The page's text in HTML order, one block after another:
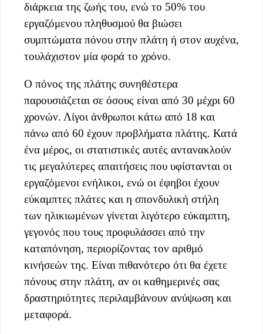
διάρκεια της ζωής του, ενώ το 50% του
εργαζόμενου πληθυσμού θα βιώσει
συμπτώματα πόνου στην πλάτη ή στον αυχένα,
τουλάχιστον μία φορά το χρόνο.
Ο πόνος της πλάτης συνηθέστερα
παρουσιάζεται σε όσους είναι από 30 μέχρι 60
χρονών. Λίγοι άνθρωποι κάτω από 18 και
πάνω από 60 έχουν προβλήματα πλάτης. Κατά
ένα μέρος, οι στατιστικές αυτές αντανακλούν
τις μεγαλύτερες απαιτήσεις που υφίστανται οι
εργαζόμενοι ενήλικοι, ενώ οι έφηβοι έχουν
εύκαμπτες πλάτες και η σπονδυλική στήλη
των ηλικιωμένων γίνεται λιγότερο εύκαμπτη,
γεγονός που τους προφυλάσσει από την
καταπόνηση, περιορίζοντας τον αριθμό
κινήσεών της. Είναι πιθανότερο ότι θα έχετε
πόνους στην πλάτη, αν οι καθημερινές σας
δραστηριότητες περιλαμβάνουν ανύψωση και
μεταφορά.